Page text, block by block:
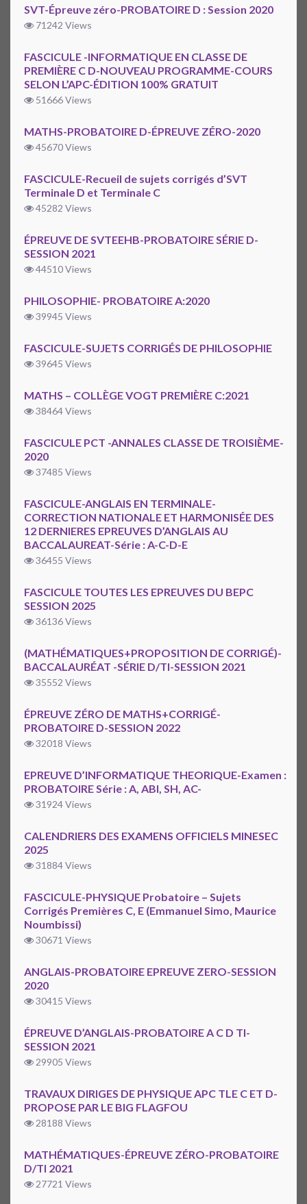
SVT-Épreuve zéro-PROBATOIRE D : Session 2020
71242 Views
FASCICULE -INFORMATIQUE EN CLASSE DE
PREMIÈRE C D-NOUVEAU PROGRAMME-COURS
SELON L’APC-ÉDITION 100% GRATUIT
51666 Views
MATHS-PROBATOIRE D-ÉPREUVE ZÉRO-2020
45670 Views
FASCICULE-Recueil de sujets corrigés d’SVT
Terminale D et Terminale C
45282 Views
ÉPREUVE DE SVTEEHB-PROBATOIRE SÉRIE D-
SESSION 2021
44510 Views
PHILOSOPHIE- PROBATOIRE A:2020
39945 Views
FASCICULE-SUJETS CORRIGÉS DE PHILOSOPHIE
39645 Views
MATHS – COLLÈGE VOGT PREMIÈRE C:2021
38464 Views
FASCICULE PCT -ANNALES CLASSE DE TROISIÈME-
2020
37485 Views
FASCICULE-ANGLAIS EN TERMINALE-
CORRECTION NATIONALE ET HARMONISÉE DES
12 DERNIERES EPREUVES D’ANGLAIS AU
BACCALAUREAT-Série : A-C-D-E
36455 Views
FASCICULE TOUTES LES EPREUVES DU BEPC
SESSION 2025
36136 Views
(MATHÉMATIQUES+PROPOSITION DE CORRIGÉ)-
BACCALAURÉAT -SÉRIE D/TI-SESSION 2021
35552 Views
ÉPREUVE ZÉRO DE MATHS+CORRIGÉ-
PROBATOIRE D-SESSION 2022
32018 Views
EPREUVE D’INFORMATIQUE THEORIQUE-Examen :
PROBATOIRE Série : A, ABI, SH, AC-
31924 Views
CALENDRIERS DES EXAMENS OFFICIELS MINESEC
2025
31884 Views
FASCICULE-PHYSIQUE Probatoire – Sujets
Corrigés Premières C, E (Emmanuel Simo, Maurice
Noumbissi)
30671 Views
ANGLAIS-PROBATOIRE EPREUVE ZERO-SESSION
2020
30415 Views
ÉPREUVE D’ANGLAIS-PROBATOIRE A C D TI-
SESSION 2021
29905 Views
TRAVAUX DIRIGES DE PHYSIQUE APC TLE C ET D-
PROPOSE PAR LE BIG FLAGFOU
28188 Views
MATHÉMATIQUES-ÉPREUVE ZÉRO-PROBATOIRE
D/TI 2021
27721 Views